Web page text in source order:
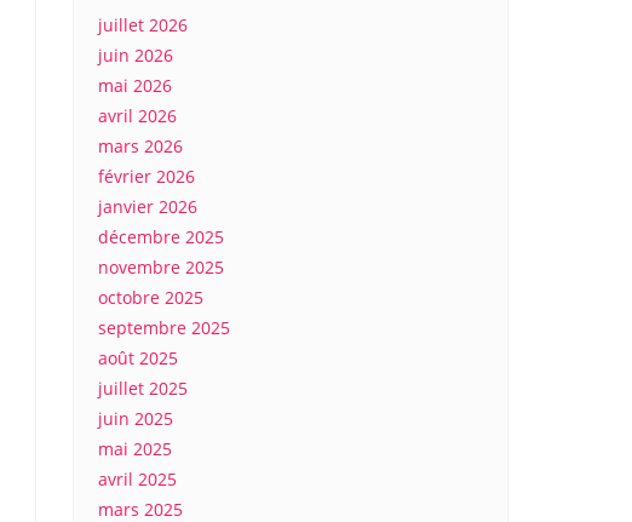
juillet 2026
juin 2026
mai 2026
avril 2026
mars 2026
février 2026
janvier 2026
décembre 2025
novembre 2025
octobre 2025
septembre 2025
août 2025
juillet 2025
juin 2025
mai 2025
avril 2025
mars 2025